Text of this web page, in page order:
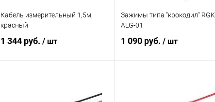
Кабель измерительный 1,5м,
красный
1 344 руб. / шт
Зажимы типа "крокодил" RGK
ALG-01
1 090 руб. / шт